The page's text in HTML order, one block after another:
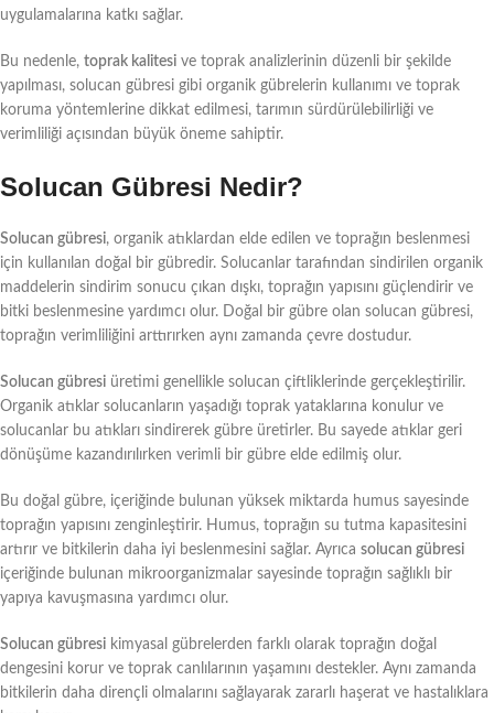
uygulamalarına katkı sağlar.
Bu nedenle, toprak kalitesi ve toprak analizlerinin düzenli bir şekilde
yapılması, solucan gübresi gibi organik gübrelerin kullanımı ve toprak
koruma yöntemlerine dikkat edilmesi, tarımın sürdürülebilirliği ve
verimliliği açısından büyük öneme sahiptir.
Solucan Gübresi Nedir?
Solucan gübresi, organik atıklardan elde edilen ve toprağın beslenmesi
için kullanılan doğal bir gübredir. Solucanlar tarafından sindirilen organik
maddelerin sindirim sonucu çıkan dışkı, toprağın yapısını güçlendirir ve
bitki beslenmesine yardımcı olur. Doğal bir gübre olan solucan gübresi,
toprağın verimliliğini arttırırken aynı zamanda çevre dostudur.
Solucan gübresi üretimi genellikle solucan çiftliklerinde gerçekleştirilir.
Organik atıklar solucanların yaşadığı toprak yataklarına konulur ve
solucanlar bu atıkları sindirerek gübre üretirler. Bu sayede atıklar geri
dönüşüme kazandırılırken verimli bir gübre elde edilmiş olur.
Bu doğal gübre, içeriğinde bulunan yüksek miktarda humus sayesinde
toprağın yapısını zenginleştirir. Humus, toprağın su tutma kapasitesini
artırır ve bitkilerin daha iyi beslenmesini sağlar. Ayrıca solucan gübresi
içeriğinde bulunan mikroorganizmalar sayesinde toprağın sağlıklı bir
yapıya kavuşmasına yardımcı olur.
Solucan gübresi kimyasal gübrelerden farklı olarak toprağın doğal
dengesini korur ve toprak canlılarının yaşamını destekler. Aynı zamanda
bitkilerin daha dirençli olmalarını sağlayarak zararlı haşerat ve hastalıklara